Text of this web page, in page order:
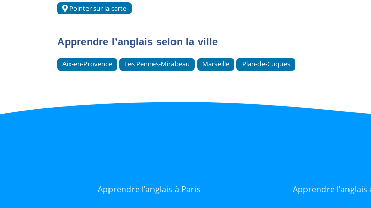
Pointer sur la carte
Apprendre l’anglais selon la ville
Aix-en-Provence Les Pennes-Mirabeau Marseille Plan-de-Cuques
Apprendre l’anglais à Paris Apprendre l’anglais